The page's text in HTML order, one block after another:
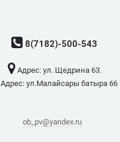
8(7182)-500-543
Адрес: ​ул. Щедрина 63.
Адрес: ​ул.Малайсары батыра 66
ob_pv@yandex.ru